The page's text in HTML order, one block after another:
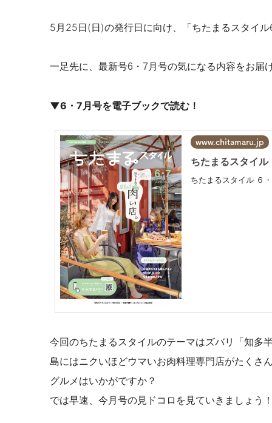
5月25日(日)の発行日に向け、「ちたまるスタイ
一足先に、最新号6・7月号の気になる内容をお届
▼6・7月号を電子ブックで読む！
www.chitamaru.jp
ちたまるスタイ
ちたまるスタイル ６
今回のちたまるスタイルのテーマはズバリ「知多
島にはニクいほどウマいお肉料理専門店がたくさ
グルメはいかがですか？
では早速、今月号の見ドコロを見ていきましょう